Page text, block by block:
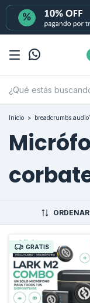
Inicio > breadcrumbs.audio1
ORDENAR
GRATIS